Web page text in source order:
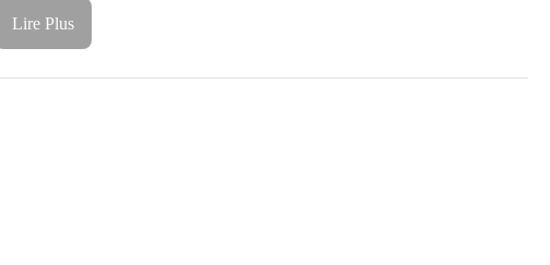
Lire Plus